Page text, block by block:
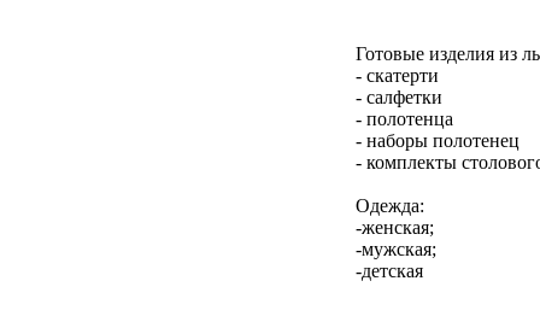
Готовые изделия из
- скатерти
- салфетки
- полотенца
- наборы полотенец
- комплекты
Одежда:
-женская;
-мужская;
-детская